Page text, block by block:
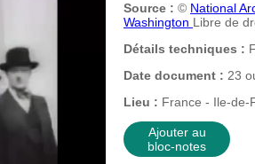
Source : © National
Washington Libre de
Détails techniques :
Date document : 23
Lieu : France - Ile-de-
Ajouter au
bloc-notes